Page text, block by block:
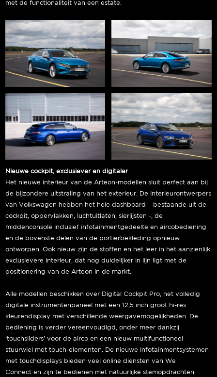
met de functionaliteit van een estate.
Nieuwe cockpit, exclusiever en digitaler
Het nieuwe interieur van de Arteon-modellen sluit perfect aan bij
de bijzondere uitstraling van het exterieur. De interieurontwerpers
van Volkswagen hebben het hele dashboard – bestaande uit de
cockpit, oppervlakken, luchtuitlaten, sierlijsten -, de
middenconsole inclusief infotainmentgedeelte en aircobediening
en de bovenste delen van de portierbekleding opnieuw
ontworpen. Ook nieuw zijn de stoffen en het leer in het aanzienlijk
exclusievere interieur, dat nog duidelijker in lijn ligt met de
positionering van de Arteon in de markt.
Alle modellen beschikken over Digital Cockpit Pro, het volledig
digitale instrumentenpaneel met een 12,5 inch groot hi-res
kleurendisplay met verschillende weergavemogelijkheden. De
bediening is verder vereenvoudigd, onder meer dankzij
‘touchsliders’ voor de airco en een nieuw multifunctioneel
stuurwiel met touch-elementen. De nieuwe infotainmentsystemen
met touchdisplays bieden veel online diensten van We
Connect en zijn te bedienen met natuurlijke stemopdrachten